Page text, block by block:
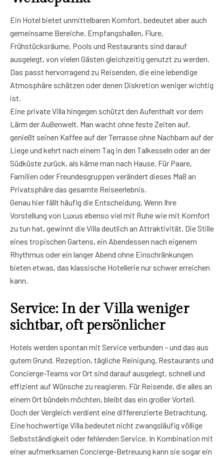
Ein Hotel bietet unmittelbaren Komfort, bedeutet aber auch
gemeinsame Bereiche. Empfangshallen, Flure,
Frühstücksräume, Pools und Restaurants sind darauf
ausgelegt, von vielen Gästen gleichzeitig genutzt zu werden.
Das passt hervorragend zu Reisenden, die eine lebendige
Atmosphäre schätzen oder denen Diskretion weniger wichtig
ist.
Eine private Villa hingegen schützt den Aufenthalt vor dem
Lärm der Außenwelt. Man wacht ohne feste Zeiten auf,
genießt seinen Kaffee auf der Terrasse ohne Nachbarn auf der
Liege und kehrt nach einem Tag in den Talkesseln oder an der
Südküste zurück, als käme man nach Hause. Für Paare,
Familien oder Freundesgruppen verändert dieses Maß an
Privatsphäre das gesamte Reiseerlebnis.
Genau hier fällt häufig die Entscheidung. Wenn Ihre
Vorstellung von Luxus ebenso viel mit Ruhe wie mit Komfort
zu tun hat, gewinnt die Villa deutlich an Attraktivität. Die Stille
eines tropischen Gartens, ein Abendessen nach eigenem
Rhythmus oder ein langer Abend ohne Einschränkungen
bieten etwas, das klassische Hotellerie nur schwer erreichen
kann.
Service: In der Villa weniger
sichtbar, oft persönlicher
Hotels werden spontan mit Service verbunden – und das aus
gutem Grund. Rezeption, tägliche Reinigung, Restaurants und
Concierge-Teams vor Ort sind darauf ausgelegt, schnell und
effizient auf Wünsche zu reagieren. Für Reisende, die alles an
einem Ort bündeln möchten, bleibt das ein großer Vorteil.
Doch der Vergleich verdient eine differenzierte Betrachtung.
Eine hochwertige Villa bedeutet nicht zwangsläufig völlige
Selbstständigkeit oder fehlenden Service. In Kombination mit
einer aufmerksamen Concierge-Betreuung kann sie sogar ein